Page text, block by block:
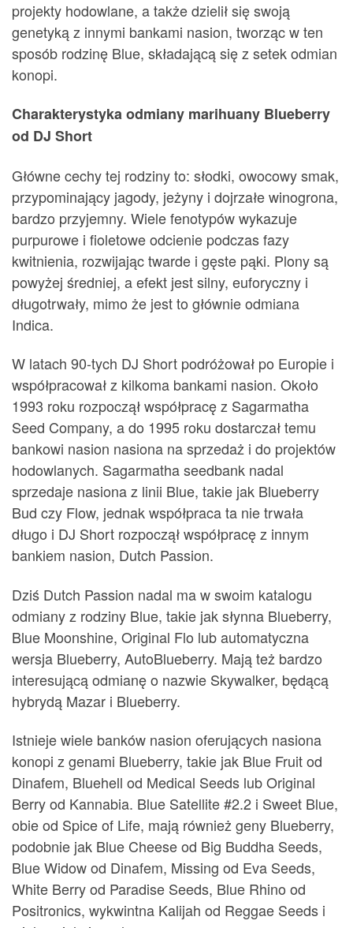
projekty hodowlane, a także dzielił się swoją
genetyką z innymi bankami nasion, tworząc w ten
sposób rodzinę Blue, składającą się z setek odmian
konopi.
Charakterystyka odmiany marihuany Blueberry
od DJ Short
Główne cechy tej rodziny to: słodki, owocowy smak,
przypominający jagody, jeżyny i dojrzałe winogrona,
bardzo przyjemny. Wiele fenotypów wykazuje
purpurowe i fioletowe odcienie podczas fazy
kwitnienia, rozwijając twarde i gęste pąki. Plony są
powyżej średniej, a efekt jest silny, euforyczny i
długotrwały, mimo że jest to głównie odmiana
Indica.
W latach 90-tych DJ Short podróżował po Europie i
współpracował z kilkoma bankami nasion. Około
1993 roku rozpoczął współpracę z Sagarmatha
Seed Company, a do 1995 roku dostarczał temu
bankowi nasion nasiona na sprzedaż i do projektów
hodowlanych. Sagarmatha seedbank nadal
sprzedaje nasiona z linii Blue, takie jak Blueberry
Bud czy Flow, jednak współpraca ta nie trwała
długo i DJ Short rozpoczął współpracę z innym
bankiem nasion, Dutch Passion.
Dziś Dutch Passion nadal ma w swoim katalogu
odmiany z rodziny Blue, takie jak słynna Blueberry,
Blue Moonshine, Original Flo lub automatyczna
wersja Blueberry, AutoBlueberry. Mają też bardzo
interesującą odmianę o nazwie Skywalker, będącą
hybrydą Mazar i Blueberry.
Istnieje wiele banków nasion oferujących nasiona
konopi z genami Blueberry, takie jak Blue Fruit od
Dinafem, Bluehell od Medical Seeds lub Original
Berry od Kannabia. Blue Satellite #2.2 i Sweet Blue,
obie od Spice of Life, mają również geny Blueberry,
podobnie jak Blue Cheese od Big Buddha Seeds,
Blue Widow od Dinafem, Missing od Eva Seeds,
White Berry od Paradise Seeds, Blue Rhino od
Positronics, wykwintna Kalijah od Reggae Seeds i